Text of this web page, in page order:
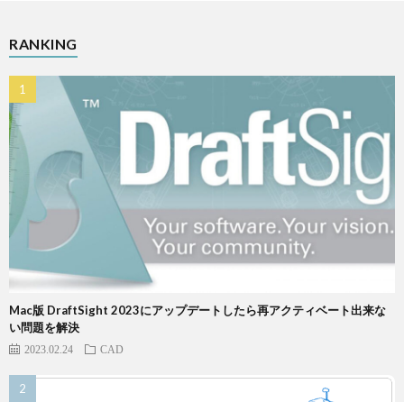
RANKING
Mac版 DraftSight 2023にアップデートしたら再アクティベート出来な
い問題を解決
2023.02.24 CAD